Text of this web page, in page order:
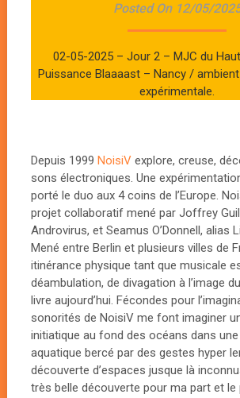
Posted On 12/05/
02-05-2025 – Jour 2 – MJC du
Puissance Blaaaast – Nancy /
expérimentale.
Depuis 1999 NoisiVexplore, creuse,
sons électroniques. Une
porté le duo aux 4 coins de l’Europe.
projet collaboratif mené par Joffrey
Androvirus, et Seamus O’Donnell, alias
Mené entre Berlin et plusieurs villes de
itinérance physique tant que musicale
déambulation, de divagation à l’image
livre aujourd’hui. Fécondes pour
sonorités de NoisiV me font imaginer
initiatique au fond des océans dans
aquatique bercé par des gestes hyper
découverte d’espaces jusque là
très belle découverte pour ma part et le